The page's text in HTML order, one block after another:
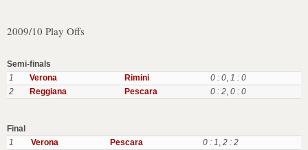
2009/10 Play Offs
Semi-finals
1
Verona Rimini 0 : 0, 1 : 0
2
Reggiana Pescara 0 : 2, 0 : 0
Final
1
Verona Pescara 0 : 1, 2 : 2